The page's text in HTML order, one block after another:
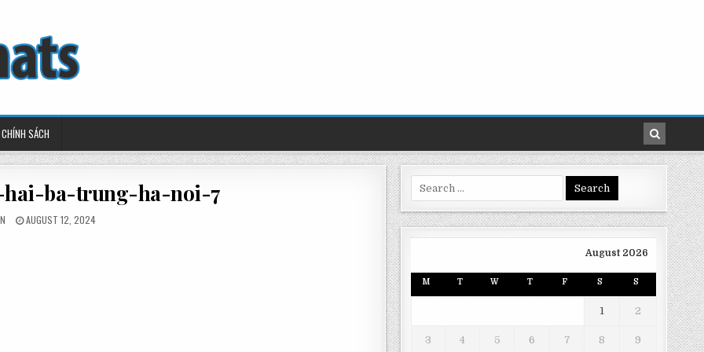
CHÍNH SÁCH
hai-ba-trung-ha-noi-7
POSTED
AUGUST 12, 2024
Search
for:
August 2026
M T W T F S S
1 2
3 4 5 6 7 8 9